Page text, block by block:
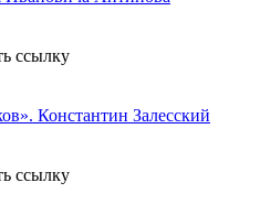
Константин Залесский